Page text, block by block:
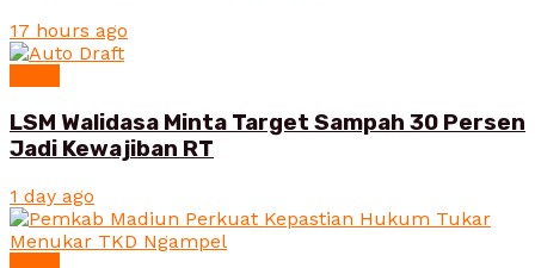
17 hours ago
LSM Walidasa Minta Target Sampah 30 Persen
Jadi Kewajiban RT
1 day ago